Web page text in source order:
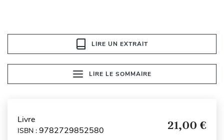
LIRE UN EXTRAIT
LIRE LE SOMMAIRE
Livre
ISBN : 9782729852580 21,00 €